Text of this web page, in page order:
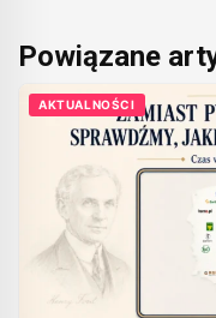
Powiązane
AKTUALNOŚCI